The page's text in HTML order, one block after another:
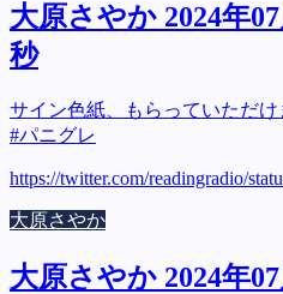
大原さやか 2024年
秒
サイン色紙、もらっていただけ
#パニグレ
https://twitter.com/readingradio/
大原さやか
大原さやか 2024年